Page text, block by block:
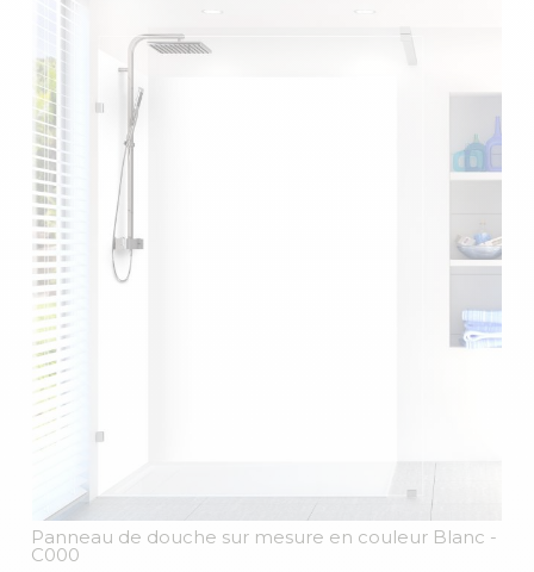
Panneau de douche sur mesure en couleur Blanc -
C000